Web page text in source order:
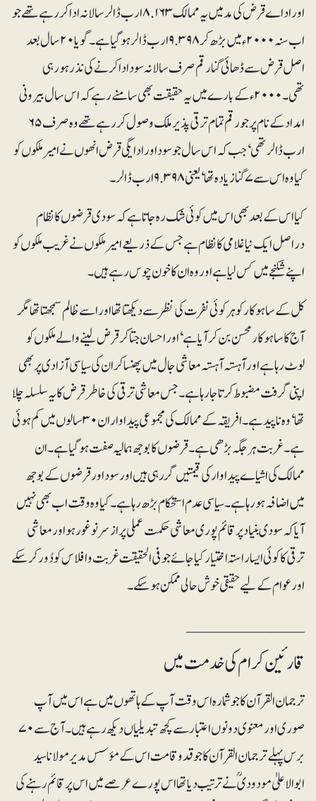
اور اداے قرض کی مد میں یہ ممالک ۸.۱۶۳ ارب ڈالر سالانہ ادا کر رہے تھے جو
اب سنہ ۲۰۰۰ء میں بڑھ کر ۹.۳۹۸ ارب ڈالر ہو گیاہے۔ گویا ۲۰ سال بعد
اصل قرض سے ڈھائی گنا رقم صرف سالانہ سود ادا کرنے کی نذر ہو رہی
تھی۔ ۲۰۰۰ء کے بارے میں یہ حقیقت بھی سامنے رہے کہ اس سال بیرونی
امداد کے نام پر جو رقم تمام ترقی پذیر ملک وصول کر رہے تھے وہ صرف ۶۵
ارب ڈالر تھی‘ جب کہ اس سال جو سود اور ادایگی قرض انھوں نے امیرملکوں کو
کیا وہ اس سے ۷ گنا زیادہ تھا ‘یعنی ۹.۳۹۸ ارب ڈالر۔
کیا اس کے بعد بھی اس میں کوئی شک رہ جاتا ہے کہ سودی قرضوں کا نظام
دراصل ایک نیا غلامی کا نظام ہے جس کے ذریعے امیر ملکوں نے غریب ملکوں کو
اپنے شکنجے میں کس لیا ہے اور وہ ان کا خون چوس رہے ہیں۔
کل کے ساہوکارکو ہر کوئی نفرت کی نظر سے دیکھتا تھا اور اسے ظالم سمجھتا تھا مگر
آج کا ساہوکار محسن بن کر آیا ہے‘اور احسان جتا کر قرض لینے والے ملکوں کو
لوٹ رہا ہے اور آہستہ آہستہ معاشی جال میں پھنسا کر ان کی سیاسی آزادی پر بھی
اپنی گرفت مضبوط کرتا جا رہا ہے۔ جس معاشی ترقی کی خاطر قرض کا یہ سلسلہ چلا
تھا‘ وہ ناپیدہے۔ افریقہ کے ممالک کی مجموعی پیداوار ان ۳۰ سالوں میں کم ہوئی
ہے۔ غربت ہر جگہ بڑھی ہے۔ قرضوں کا بوجھ ہمالیہ صفت ہو گیا ہے۔ ان
ممالک کی اشیاے پیداوار کی قیمتیں گر رہی ہیں اور سود اور قرضوں کے بوجھ
میں اضافہ ہو رہا ہے۔ سیاسی عدم استحکام بڑھ رہا ہے۔ کیا وہ وقت اب بھی نہیں
آیا کہ سودی بنیاد پر قائم پوری معاشی حکمت عملی پر ازسرنو غور ہو اور معاشی
ترقی کا کوئی ایسا راستہ اختیار کیا جائے جو فی الحقیقت غربت و افلاس کو دُور کر سکے
اور عوام کے لیے حقیقی خوش حالی ممکن ہو سکے۔
قارئین کرام کی خدمت میں
ترجمان القرآن کا جو شمارہ اس وقت آپ کے ہاتھوں میں ہے اس میں آپ
صوری اور معنوی دونوں اعتبار سے کچھ تبدیلیاں دیکھ رہے ہیں۔ آج سے ۷۰
برس پہلے ترجمان القرآن کا جو قدوقامت اس کے مؤسس مدیر مولانا سید
ابوالاعلیٰ مودودیؒ نے ترتیب دیا تھا اس پورے عرصے میں اس پر قائم رہنے کی